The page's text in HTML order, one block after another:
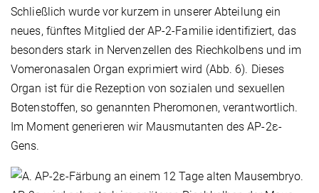
Schließlich wurde vor kurzem in unserer Abteilung ein
neues, fünftes Mitglied der AP-2-Familie identifiziert, das
besonders stark in Nervenzellen des Riechkolbens und im
Vomeronasalen Organ exprimiert wird (Abb. 6). Dieses
Organ ist für die Rezeption von sozialen und sexuellen
Botenstoffen, so genannten Pheromonen, verantwortlich.
Im Moment generieren wir Mausmutanten des AP-2ε-
Gens.